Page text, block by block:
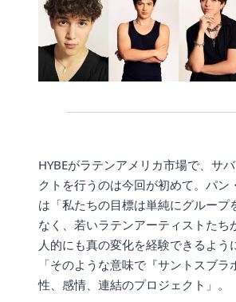
HYBEがラテンアメリカ市場で、サ
クトを行うのは今回が初めて。パン
は「私たちの目標は単純にグループ
なく、若いラテンアーティストたち
人的にも真の変化を経験できるよう
「そのような意味で『サントスブラ
性、感情、連結のプロジェクト」。